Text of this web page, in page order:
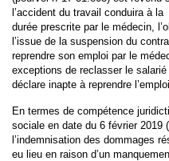
l’accident du travail conduira à
durée prescrite par le médecin,
l’issue de la suspension du
reprendre son emploi par le
exceptions de reclasser le
déclare inapte à reprendre
En termes de compétence
sociale en date du 6 février 2019
l’indemnisation des dommages
eu lieu en raison d’un